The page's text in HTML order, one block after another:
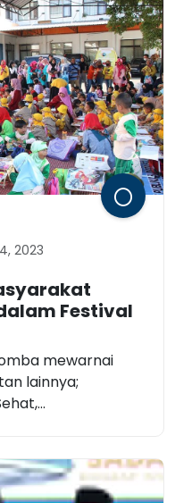
2023
Festival
mewarnai
lainnya;